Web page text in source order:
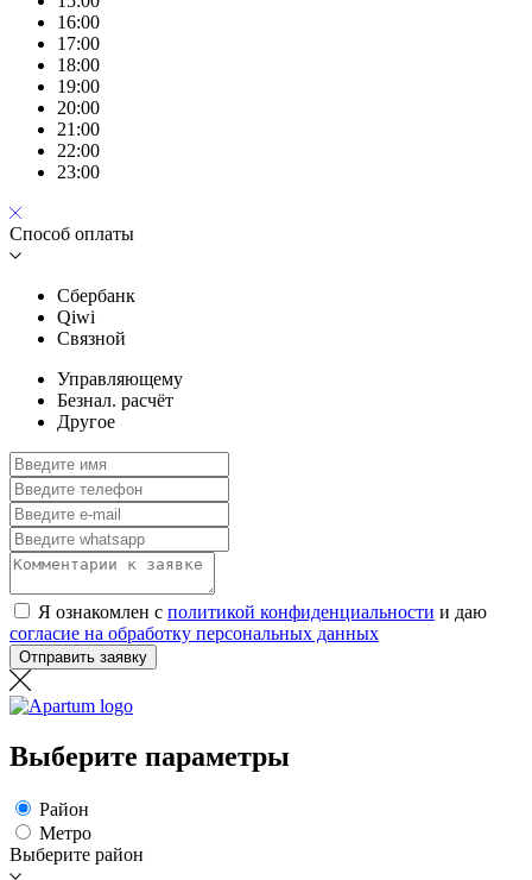
16:00
17:00
18:00
19:00
20:00
21:00
22:00
23:00
Способ оплаты
Сбербанк
Qiwi
Связной
Управляющему
Безнал. расчёт
Другое
Я ознакомлен с политикой конфиденциальности и даю
согласие на обработку персональных данных
Отправить заявку
Выберите параметры
Район
Метро
Выберите район